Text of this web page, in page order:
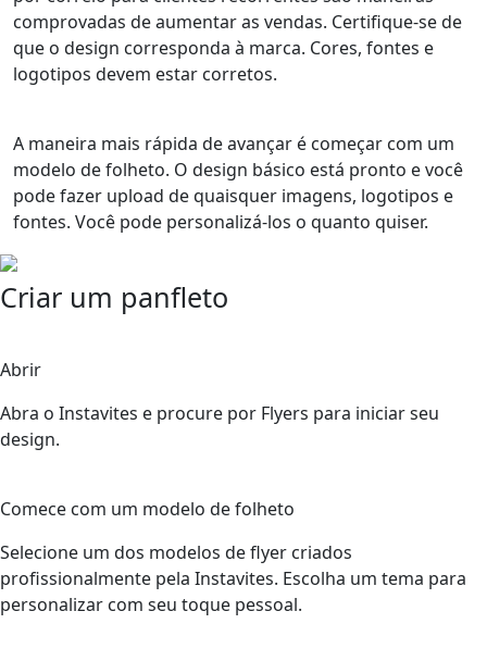
comprovadas de aumentar as vendas. Certifique-se de
que o design corresponda à marca. Cores, fontes e
logotipos devem estar corretos.
A maneira mais rápida de avançar é começar com um
modelo de folheto. O design básico está pronto e você
pode fazer upload de quaisquer imagens, logotipos e
fontes. Você pode personalizá-los o quanto quiser.
Criar um panfleto
Abrir
Abra o Instavites e procure por Flyers para iniciar seu
design.
Comece com um modelo de folheto
Selecione um dos modelos de flyer criados
profissionalmente pela Instavites. Escolha um tema para
personalizar com seu toque pessoal.